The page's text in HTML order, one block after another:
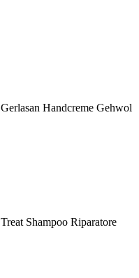
Gerlasan Handcreme Gehwol
Treat Shampoo Riparatore